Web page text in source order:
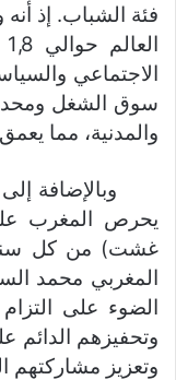
فئة الشباب. إذ
الاجتماعي
سوق الشغل
والمدنية، مما
غشت) من كل سنة
المغربي محمد
الضوء على
وتحفيزهم الدائم
وتعزيز مشاركتهم